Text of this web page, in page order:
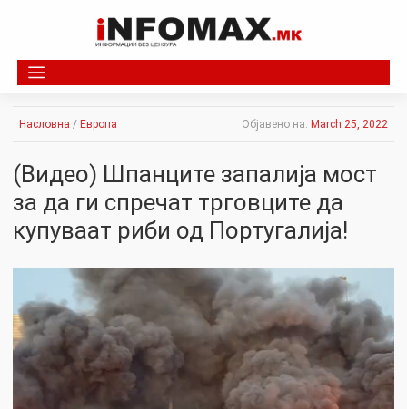
Насловна / Европа Објавено на: March 25, 2022
(Видео) Шпанците запалија мост
за да ги спречат трговците да
купуваат риби од Португалија!